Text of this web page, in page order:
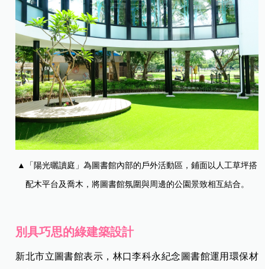
▲「陽光曬讀庭」為圖書館內部的戶外活動區，鋪面以人工草坪搭
配木平台及喬木，將圖書館氛圍與周邊的公園景致相互結合。
別具巧思的綠建築設計
新北市立圖書館表示，林口李科永紀念圖書館運用環保材